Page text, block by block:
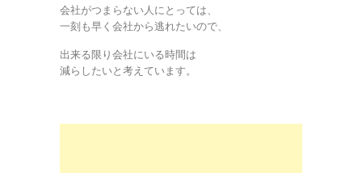
会社がつまらない人にとっては、
一刻も早く会社から逃れたいので、
出来る限り会社にいる時間は
減らしたいと考えています。